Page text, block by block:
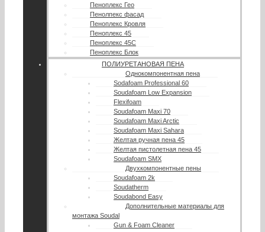
Пеноплекс Гео
Пенолпекс фасад
Пеноплекс Кровля
Пеноплекс 45
Пеноплекс 45С
Пеноплекс Блок
ПОЛИУРЕТАНОВАЯ ПЕНА
Однокомпонентная пена
Sodafoam Professional 60
Soudafoam Low Expansion
Flexifoam
Soudafoam Maxi 70
Soudafoam Maxi Arctic
Soudafoam Maxi Sahara
Желтая ручная пена 45
Желтая пистолетная пена 45
Soudafoam SMX
Двухкомпонентные пены
Soudafoam 2k
Soudatherm
Soudabond Easy
Дополнительные материалы для
монтажа Soudal
Gun & Foam Cleaner